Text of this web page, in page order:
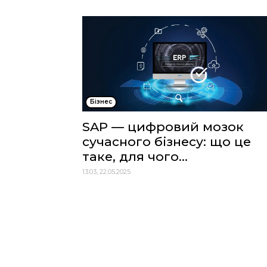
Бізнес
SAP — цифровий мозок
сучасного бізнесу: що це
таке, для чого...
13:03, 22.05.2025